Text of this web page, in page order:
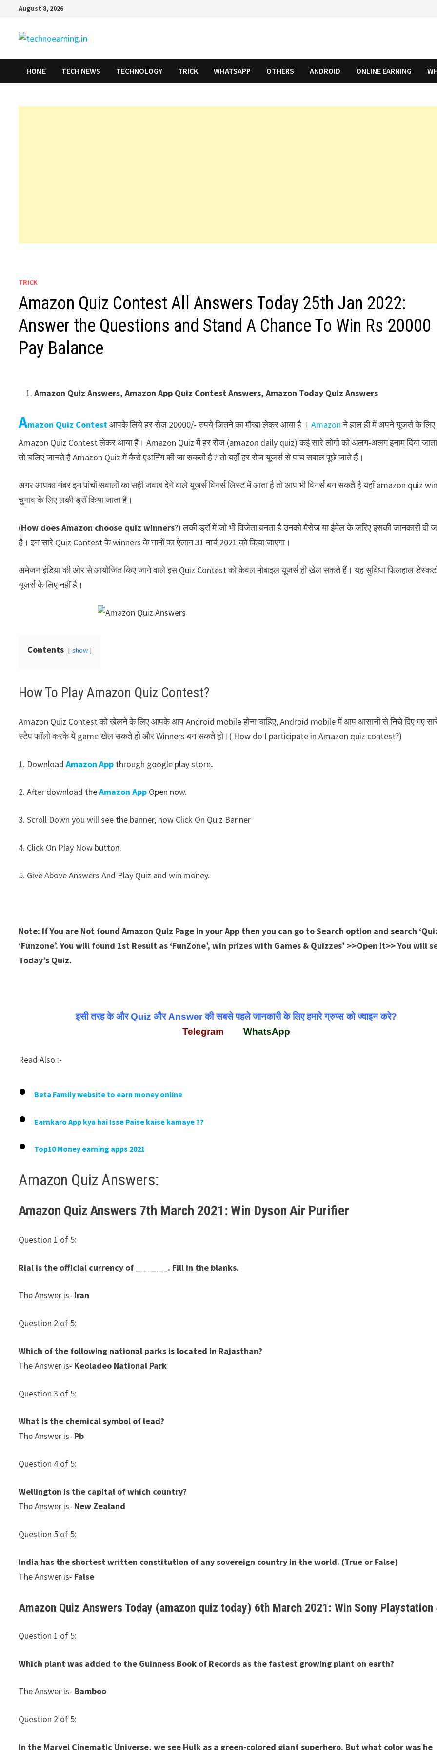
content
August 8, 2026
HOME TECH NEWS TECHNOLOGY TRICK WHATSAPP OTHERS ANDROID ONLINE EARNING
TRICK
Amazon Quiz Contest All Answers Today 25th Jan 2022:
Answer the Questions and Stand A Chance To Win Rs 20000
Pay Balance
Amazon Quiz Answers, Amazon App Quiz Contest Answers, Amazon Today Quiz Answers
Amazon Quiz Contestआपके लिये हर रोज 20000/- रुपये जितने का मौखा लेकर आया है ।Amazonने हाल ही में अपने यूजर्स के लिए
Amazon Quiz Contest लेकर आया है। Amazon Quiz में हर रोज (amazon daily quiz) कई सारे लोगो को अलग-अलग इनाम दिया
तो चलिए जानते है Amazon Quiz में कैसे एअर्निंग की जा सकती है ? तो यहाँ हर रोज यूजर्स से पांच सवाल पूछे जाते हैं।
अगर आपका नंबर इन पांचों सवालों का सही जवाब देने वाले यूजर्स विनर्स लिस्ट में आता है तो आप भी विनर्स बन सकते है यहाँ amazon quiz
चुनाव के लिए लकी ड्रॉ किया जाता है।
(How does Amazon choose quiz winners?) लकी ड्रॉ में जो भी विजेता बनता है उनको मैसेज या ईमेल के जरिए इसकी जानकारी दी
है। इन सारे Quiz Contest के winners के नामों का ऐलान 31 मार्च 2021 को किया जाएगा।
अमेजन इंडिया की ओर से आयोजित किए जाने वाले इस Quiz Contest को केवल मोबाइल यूजर्स ही खेल सकते हैं। यह सुविधा फिलहाल
यूजर्स के लिए नहीं है।
Contents show
How To Play Amazon Quiz Contest?
Amazon Quiz Contest को खेलने के लिए आपके आप Android mobile होना चाहिए, Android mobile में आप आसानी से निचे दिए गए
स्टेप फॉलो करके ये game खेल सकते हो और Winners बन सकते हो।( How do I participate in Amazon quiz contest?)
1. Download Amazon App through google play store.
2. After download theAmazon App Open now.
3. Scroll Down you will see the banner, now Click On Quiz Banner
4. Click On Play Now button.
5. Give Above Answers And Play Quiz and win money.
Note: If You are Not found Amazon Quiz Page in your App then you can go to Search option and search
‘Funzone’. You will found 1st Result as ‘FunZone’, win prizes with Games & Quizzes’ >>Open It>> You will
Today’s Quiz.
इसी तरह के और Quiz और Answer की सबसे पहले जानकारी के लिए हमारे ग्रुप्स को ज्वाइन करे?
Telegram
WhatsApp
Read Also :-
Beta Family website to earn money online
Earnkaro App kya hai Isse Paise kaise kamaye ??
Top10 Money earning apps 2021
Amazon Quiz Answers:
Amazon Quiz Answers 7th March 2021: Win Dyson Air Purifier
Question 1 of 5:
Rial is the official currency of ______. Fill in the blanks.
The Answer is- Iran
Question 2 of 5:
Which of the following national parks is located in Rajasthan?
The Answer is- Keoladeo National Park
Question 3 of 5:
What is the chemical symbol of lead?
The Answer is- Pb
Question 4 of 5:
Wellington is the capital of which country?
The Answer is- New Zealand
Question 5 of 5:
India has the shortest written constitution of any sovereign country in the world. (True or False)
The Answer is- False
Amazon Quiz Answers Today (amazon quiz today) 6th March 2021: Win Sony Playstation
Question 1 of 5:
Which plant was added to the Guinness Book of Records as the fastest growing plant on earth?
The Answer is- Bamboo
Question 2 of 5:
In the Marvel Cinematic Universe, we see Hulk as a green-colored giant superhero. But what color was he